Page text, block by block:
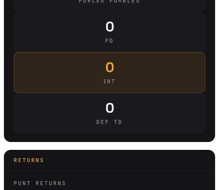
0
PD
0
INT
0
DEF TD
RETURNS
PUNT RETURNS